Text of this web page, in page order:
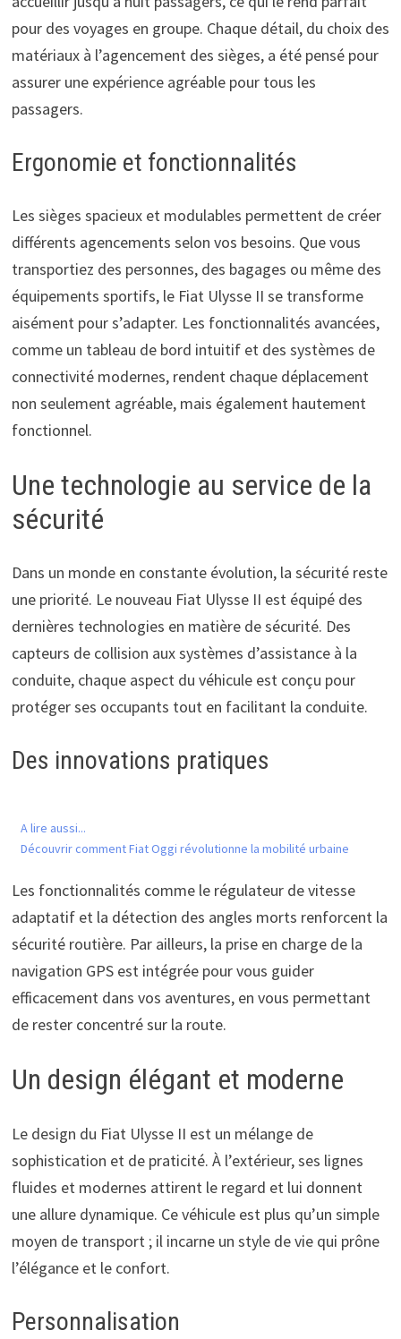
pour des voyages en groupe. Chaque détail, du choix des
matériaux à l’agencement des sièges, a été pensé pour
assurer une expérience agréable pour tous les
passagers.
Ergonomie et fonctionnalités
Les sièges spacieux et modulables permettent de créer
différents agencements selon vos besoins. Que vous
transportiez des personnes, des bagages ou même des
équipements sportifs, le Fiat Ulysse II se transforme
aisément pour s’adapter. Les fonctionnalités avancées,
comme un tableau de bord intuitif et des systèmes de
connectivité modernes, rendent chaque déplacement
non seulement agréable, mais également hautement
fonctionnel.
Une technologie au service de la
sécurité
Dans un monde en constante évolution, la sécurité reste
une priorité. Le nouveau Fiat Ulysse II est équipé des
dernières technologies en matière de sécurité. Des
capteurs de collision aux systèmes d’assistance à la
conduite, chaque aspect du véhicule est conçu pour
protéger ses occupants tout en facilitant la conduite.
Des innovations pratiques
A lire aussi...
Découvrir comment Fiat Oggi révolutionne la mobilité urbaine
Les fonctionnalités comme le régulateur de vitesse
adaptatif et la détection des angles morts renforcent la
sécurité routière. Par ailleurs, la prise en charge de la
navigation GPS est intégrée pour vous guider
efficacement dans vos aventures, en vous permettant
de rester concentré sur la route.
Un design élégant et moderne
Le design du Fiat Ulysse II est un mélange de
sophistication et de praticité. À l’extérieur, ses lignes
fluides et modernes attirent le regard et lui donnent
une allure dynamique. Ce véhicule est plus qu’un simple
moyen de transport ; il incarne un style de vie qui prône
l’élégance et le confort.
Personnalisation